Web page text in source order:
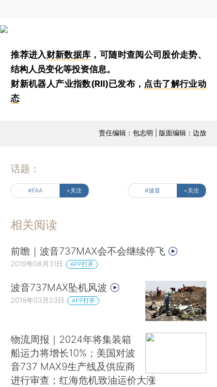
推荐进入财新数据库 ，可随时查阅公司股价走势、
结构人员变化等投资信息。
财新机器人产业指数(RII)已发布， 点击了解行业动
态
责任编辑：包志明 | 版面编辑：边放
话题：
#FAA +关注 #波音 +关注
相关阅读
前瞻｜波音737MAX会不会继续停飞
2019年08月31日 APP打开
波音737MAX坠机风波
2019年03月23日 APP打开
物流周报｜2024年将集装箱
船运力将增长10%；美国对波
音737 MAX9生产线及供应商
进行审查；红海危机致油运价大涨